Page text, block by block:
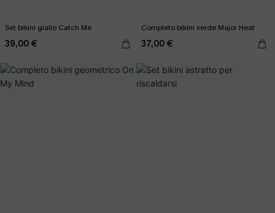
Set bikini giallo Catch Me
39,00 €
Completo bikini verde Major Heat
37,00 €